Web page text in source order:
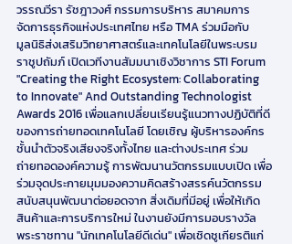
วรรณวีรา รัชฎาวงศ์ กรรมการบริหาร สมาคมการ
จัดการธุรกิจแห่งประเทศไทย หรือ TMA ร่วมมือกับ
มูลนิธิส่งเสริมวิทยาศาสตร์และเทคโนโลยีในพระบรม
ราชูปถัมภ์ เปิดเวทีงานสัมมนาเชิงวิชาการ STI Forum
"Creating the Right Ecosystem: Collaborating
to Innovate" And Outstanding Technologist
Awards 2016 เพื่อแลกเปลี่ยนเรียนรู้แนวทางปฏิบัติที่ดี
ของการถ่ายทอดเทคโนโลยี โดยเชิญ ผู้บริหารองค์กร
ชั้นนำตัวจริงเสียงจริงทั้งไทย และต่างประเทศ ร่วม
ถ่ายทอดองค์ความรู้ การพัฒนานวัตกรรมแบบเปิด เพื่อ
ร่วมจุดประกายมุมมองความคิดสร้างสรรค์นวัตกรรม
สนับสนุนพัฒนาต่อยอดจาก สิ่งเดิมที่มีอยู่ เพื่อให้เกิด
สินค้าและการบริการใหม่ ในงานยังมีการมอบรางวัล
พระราชทาน "นักเทคโนโลยีดีเด่น" เพื่อเชิดชูเกียรติแก่